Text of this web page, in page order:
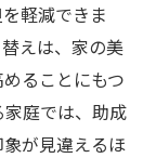
軽減できま
えは、家の美
ることにもつ
庭では、助成
が見違えるほ